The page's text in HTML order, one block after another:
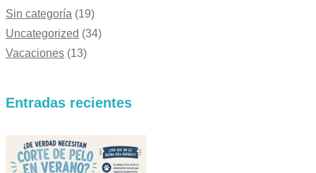
Sin categoría (19)
Uncategorized (34)
Vacaciones (13)
Entradas recientes